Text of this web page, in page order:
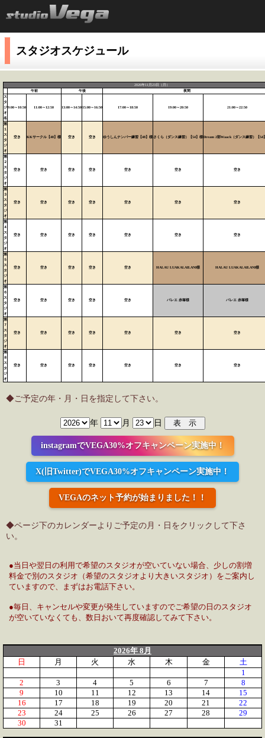
スタジオスケジュール
2026年11月23日（月）
午前
午後
夜間
ス
タ
ジ
オ
名
9:00～10:50 11:00～12:50 13:00～14:5015:00～16:50 17:00～18:50 19:00～20:50 21:00～22:50
第
１
ス
タ
ジ
オ
空き KKサークル【48】様 空き 空き ゆうしんナンバー練習【48】様 さくら（ダンス練習）【54】様 Dream 2部Waack（ダンス練習）【54
第
２
ス
タ
ジ
オ
空き 空き 空き 空き 空き 空き 空き
第
３
ス
タ
ジ
オ
空き 空き 空き 空き 空き 空き 空き
第
４
ス
タ
ジ
オ
空き 空き 空き 空き 空き 空き 空き
第
５
ス
タ
ジ
オ
空き 空き 空き 空き 空き HALAU LUAKALAILANI様 HALAU LUAKALAILANI様
第
６
ス
タ
ジ
オ
空き 空き 空き 空き 空き バレエ 赤塚様 バレエ 赤塚様
第
７
ス
タ
ジ
オ
空き 空き 空き 空き 空き 空き 空き
第
８
ス
タ
ジ
オ
空き 空き 空き 空き 空き 空き 空き
◆ご予定の年・月・日を指定して下さい。
年 月 日
instagramでVEGA30%オフキャンペーン実施中！
X(旧Twitter)でVEGA30%オフキャンペーン実施中！
VEGAのネット予約が始まりました！！
◆ページ下のカレンダーよりご予定の月・日をクリックして下さ
い。
●当日や翌日の利用で希望のスタジオが空いていない場合、少しの割増
料金で別のスタジオ（希望のスタジオより大きいスタジオ）をご案内し
ていますので、まずはお電話下さい。
●毎日、キャンセルや変更が発生していますのでご希望の日のスタジオ
が空いていなくても、数日おいて再度確認してみて下さい。
2026年 8月
日
月 火 水 木 金
土
1
2
3 4 5 6 7
8
9
10 11 12 13 14
15
16
17 18 19 20 21
22
23
24 25 26 27 28
29
30
31